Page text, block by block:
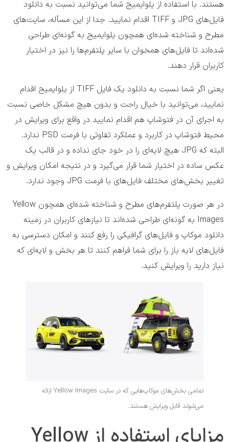
هستند. با استفاده از یلو‌ایمیج شما می‌توانید نسبت به دانلود
فایل‌های JPG و TIFF اقدام نمایید. جدا از این مسأله، سایت‌های
مطرح و شناخته شده‌ای همچون یلو‌ایمیج به گونه‌ای طراحی
شده‌اند تا فایل‌های همخوان با سایر پلتفرم‌ها را نیز در اختیار
کاربران قرار دهند.
یعنی اگر شما نسبت به دانلود یک فایل TIFF از یلو‌ایمیج اقدام
نمایید، می‌توانید با خیال راحت و بدون هیچ مشکل خاصی نسبت
به اجرای آن در فتوشاپ هم اقدام نمایید در واقع برای ویرایش در
محیط فتوشاپ در کاربرد و عملکرد تفاوتی با فرمت PSD ندارد.
البته که JPG هیچ لایه‌ای را در خود جای نداده و در قالب یک
عکس ساده در اختیار شما قرار می‌گیرد و در نتیجه امکان ویرایش و
تغییر بخش‌های مختلف فایل‌های با فرمت JPG وجود ندارد.
در هر صورت پلتفرم‌های مطرح و شناخته شده‌ای همچون Yellow
Images به گونه‌ای طراحی شده‌اند تا نیاز‌های کاربران در زمینه
دانلود موکاپ و فایل‌های گرافیکی را رفع کنند و امکان دسترسی به
فایل‌های لایه باز را برای شما فراهم کنند تا هر بخش و لایه‌ای که
نیاز دارید را ویرایش کنید.
تمامی بخش‌های موکاپ‌هایی که در سایت Yellow Images ارائه
می‌شوند قابل ویرایش هستند.